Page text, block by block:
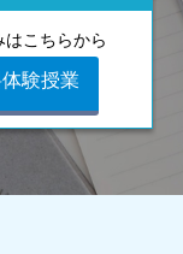
こちらから
験授業